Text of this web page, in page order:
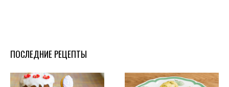
ПОСЛЕДНИЕ РЕЦЕПТЫ